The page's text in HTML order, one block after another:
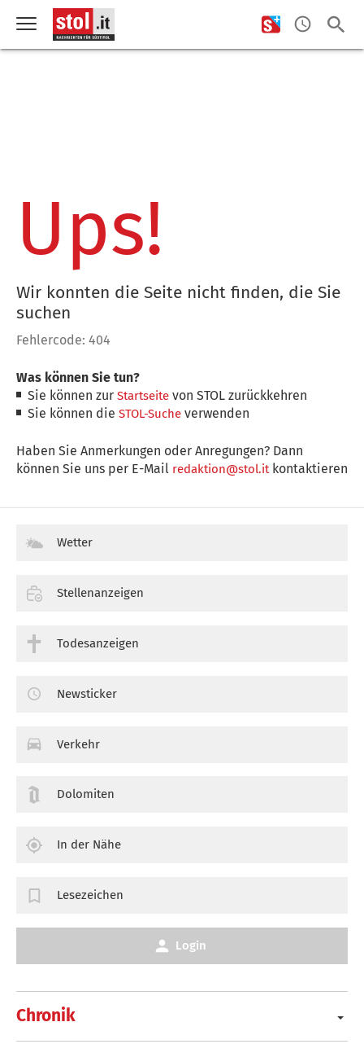
Ups!
Wir konnten die Seite nicht finden, die Sie
suchen
Fehlercode: 404
Was können Sie tun?
Sie können zurStartseite von STOL zurückkehren
Sie können dieSTOL-Suche verwenden
Haben Sie Anmerkungen oder Anregungen? Dann
können Sie uns per E-Mail redaktion@stol.itkontaktieren
Chronik
Wetter
Stellenanzeigen
Todesanzeigen
Newsticker
Verkehr
Dolomiten
In der Nähe
Lesezeichen
Login